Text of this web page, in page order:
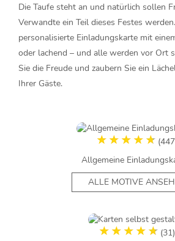
Die Taufe steht an und natürlich sollen
Verwandte ein Teil dieses Festes
personalisierte Einladungskarte mit
oder lachend – und alle werden vor Ort
Sie die Freude und zaubern Sie ein
Ihrer Gäste.
Allgemeine
ALLE MOTIVE
(31)